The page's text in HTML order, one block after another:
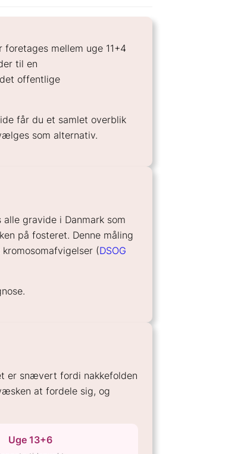
mellem uge 11+4
til en
offentlige
får du et samlet overblik
som alternativ.
gravide i Danmark som
på fosteret. Denne måling
(DSOG
er snævert fordi nakkefolden
at fordele sig, og
Uge 13+6